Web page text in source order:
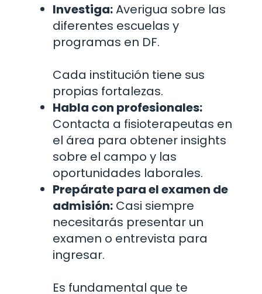
Investiga:Averigua sobre las
diferentes escuelas y
programas en DF.
Cada institución tiene sus
propias fortalezas.
Habla con profesionales:
Contacta a fisioterapeutas en
el área para obtener insights
sobre el campo y las
oportunidades laborales.
Prepárate para el examen de
admisión: Casi siempre
necesitarás presentar un
examen o entrevista para
ingresar.
Es fundamental que te